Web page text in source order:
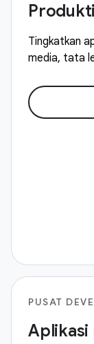
Tingkatkan
media, tata
PUSAT
Aplikasi